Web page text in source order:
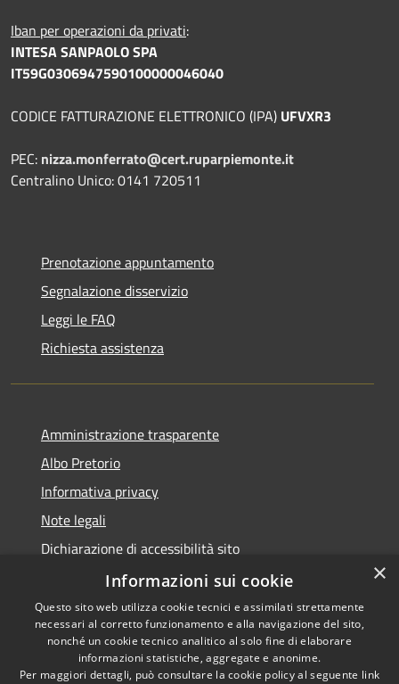
Iban per operazioni da privati:
INTESA SANPAOLO SPA
IT59G0306947590100000046040
CODICE FATTURAZIONE ELETTRONICO (IPA) UFVXR3
PEC: nizza.monferrato@cert.ruparpiemonte.it
Centralino Unico: 0141 720511
Prenotazione appuntamento
Segnalazione disservizio
Leggi le FAQ
Richiesta assistenza
Amministrazione trasparente
Albo Pretorio
Informativa privacy
Note legali
Dichiarazione di accessibilità sito
Dichiarazione di accessibilità app Municipium
RSS
•Accesso redazione
×
Informazioni sui cookie
Questo sito web utilizza cookie tecnici e assimilati strettamente
necessari al corretto funzionamento e alla navigazione del sito,
nonché un cookie tecnico analitico al solo fine di elaborare
informazioni statistiche, aggregate e anonime.
Per maggiori dettagli, può consultare la cookie policy al seguente link